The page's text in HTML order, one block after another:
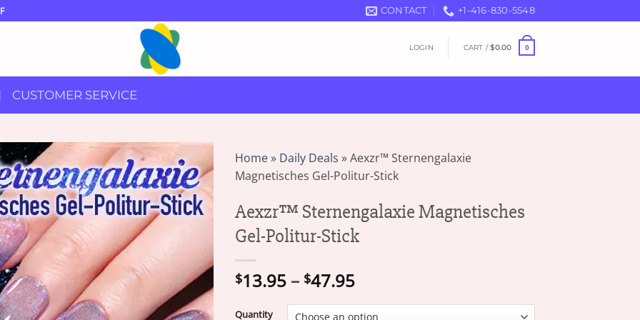
CONTACT +1-416-830-5548
LOGIN CART /$0.00 0
CUSTOMER SERVICE
Home» Daily Deals »Aexzr™ Sternengalaxie
Magnetisches Gel-Politur-Stick
Aexzr™ Sternengalaxie Magnetisches
Gel-Politur-Stick
$13.95 – $47.95Price
$13.95
Quantity